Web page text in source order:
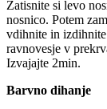
Zatisnite si levo
nosnico. Potem
vdihnite in
ravnovesje v
Izvajajte 2min.
Barvno dihanje